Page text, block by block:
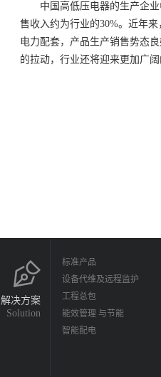
中国高低压电器的生产企业
售收入约为行业的30%。近年
电力配套，产品生产销售势态
的拉动，行业还将迎来更加广
解决方案
Solution
标准产品
设备代维及远程监护
工程总包
能效管理 与节能
智能配电